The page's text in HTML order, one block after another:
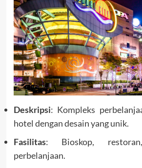
Deskripsi: Kompleks
hotel dengan desain yang unik.
Fasilitas: Bioskop,
perbelanjaan.